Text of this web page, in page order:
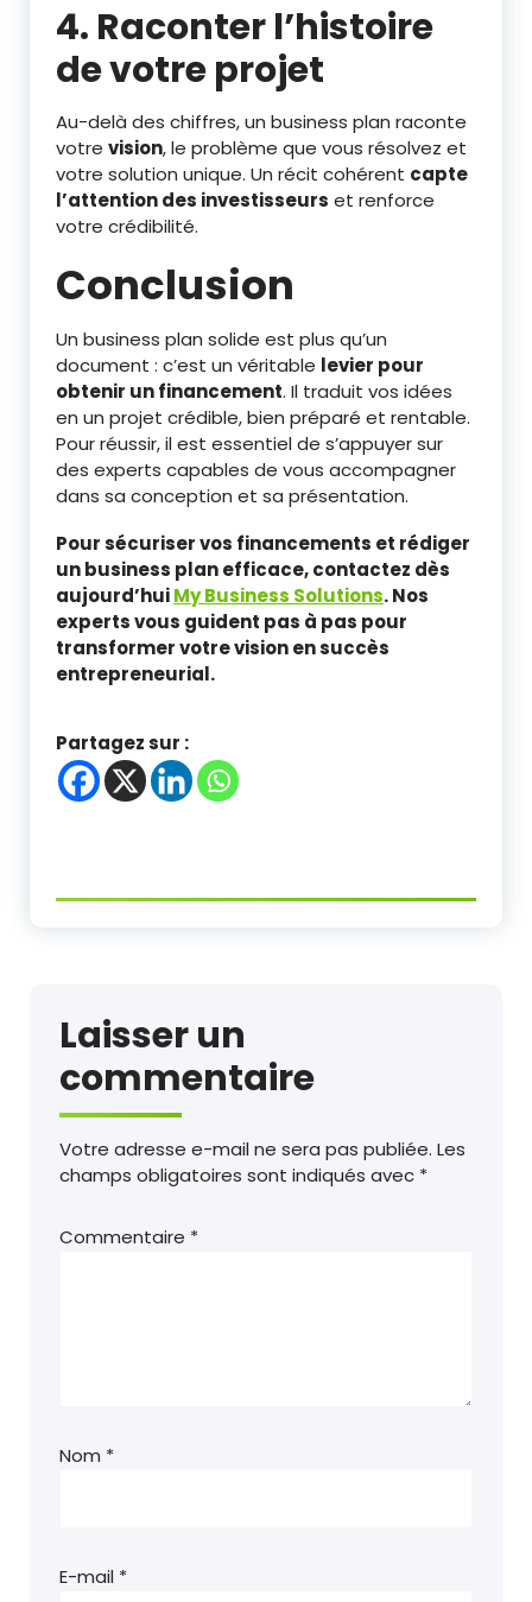
4. Raconter l’histoire
de votre projet
Au-delà des chiffres, un business plan raconte
votre vision, le problème que vous résolvez et
votre solution unique. Un récit cohérent capte
l’attention des investisseurs et renforce
votre crédibilité.
Conclusion
Un business plan solide est plus qu’un
document : c’est un véritable levier pour
obtenir un financement. Il traduit vos idées
en un projet crédible, bien préparé et rentable.
Pour réussir, il est essentiel de s’appuyer sur
des experts capables de vous accompagner
dans sa conception et sa présentation.
Pour sécuriser vos financements et rédiger
un business plan efficace, contactez dès
aujourd’huiMy Business Solutions. Nos
experts vous guident pas à pas pour
transformer votre vision en succès
entrepreneurial.
Partagez sur :
Laisser un
commentaire
Votre adresse e-mail ne sera pas publiée. Les
champs obligatoires sont indiqués avec *
Commentaire *
Nom *
E-mail *